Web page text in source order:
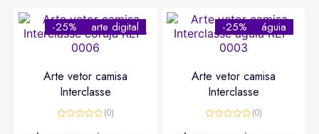
-25% arte digital
Arte vetor camisa
Interclasse
(0)
-25% águia
Arte vetor camisa
Interclasse
(0)